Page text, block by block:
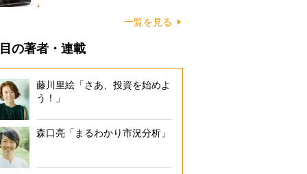
一覧を見る
の著者・連載
藤川里絵「さあ、投資を始めよ
う！」
森口亮「まるわかり市況分析」